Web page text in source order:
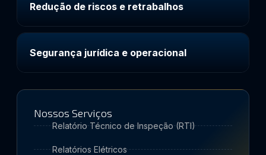
Nossos Serviços
Relatório Técnico de Inspeção (RTI)
Relatórios Elétricos
Redução de riscos e retrabalhos
Segurança jurídica e operacional